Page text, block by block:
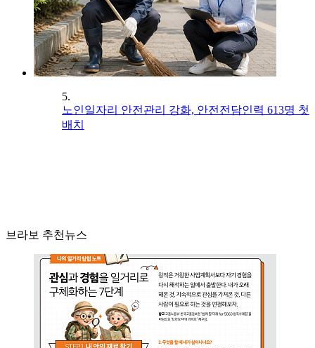
5.
노인일자리 안전관리 강화, 안전전담인력 613명 첫
배치
브라보 추천뉴스